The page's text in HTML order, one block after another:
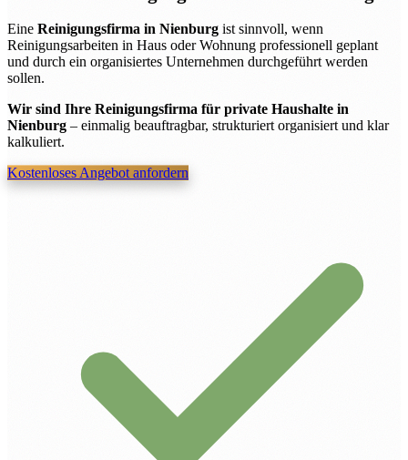
Eine Reinigungsfirma in Nienburg ist sinnvoll, wenn
Reinigungsarbeiten in Haus oder Wohnung professionell geplant
und durch ein organisiertes Unternehmen durchgeführt werden
sollen.
Wir sind Ihre Reinigungsfirma für private Haushalte in
Nienburg – einmalig beauftragbar, strukturiert organisiert und klar
kalkuliert.
Kostenloses Angebot anfordern